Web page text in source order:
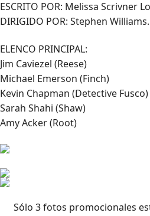
ESCRITO POR: Melissa Scrivner
DIRIGIDO POR: Stephen Williams.
ELENCO PRINCIPAL:
Jim Caviezel (Reese)
Michael Emerson (Finch)
Kevin Chapman (Detective Fusco)
Sarah Shahi (Shaw)
Amy Acker (Root)
Sólo 3 fotos promocionales